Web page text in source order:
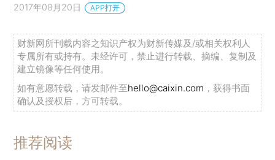
2017年08月20日 APP打开
财新网所刊载内容之知识产权为财新传媒及/或相关权利人
专属所有或持有。未经许可，禁止进行转载、摘编、复制及
建立镜像等任何使用。
如有意愿转载，请发邮件至hello@caixin.com ，获得书面
确认及授权后，方可转载。
推荐阅读